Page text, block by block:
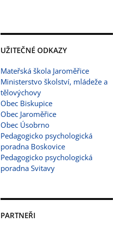
UŽITEČNÉ ODKAZY
Mateřská škola Jaroměřice
Ministerstvo školství, mládeže a
tělovýchovy
Obec Biskupice
Obec Jaroměřice
Obec Úsobrno
Pedagogicko psychologická
poradna Boskovice
Pedagogicko psychologická
poradna Svitavy
PARTNEŘI